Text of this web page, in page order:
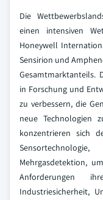
Die
einen intensiven
Honeywell
Sensirion und
Gesamtmarktanteils.
in Forschung und
zu verbessern, die
neue Technologien
konzentrieren sich
Mehrgasdetektion,
Anforderungen
Industriesicherheit,